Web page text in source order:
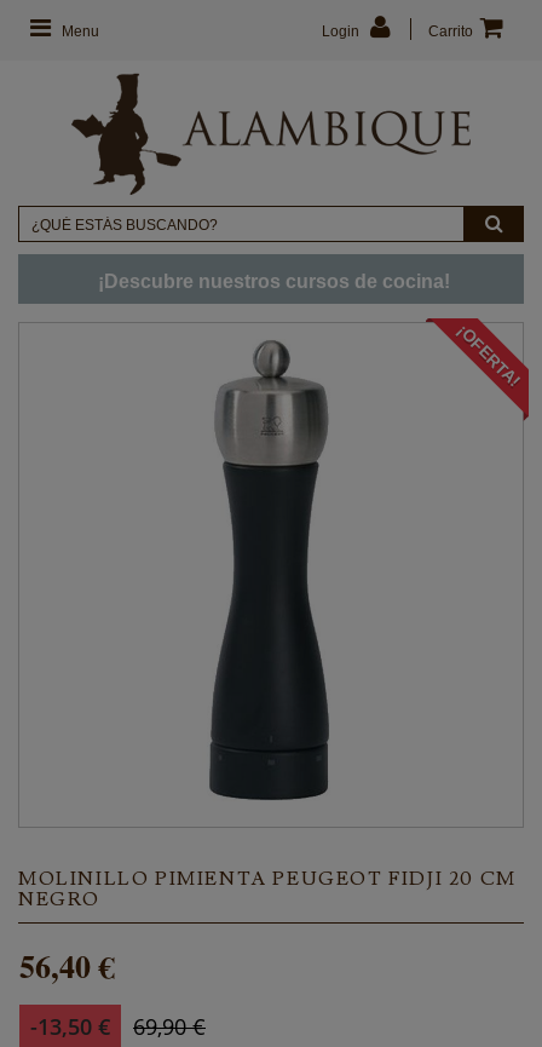
Menu Carrito
Login
¡Descubre nuestros cursos de cocina!
¡OFERTA!
MOLINILLO PIMIENTA PEUGEOT FIDJI 20 CM
NEGRO
56,40 €
-13,50 € 69,90 €